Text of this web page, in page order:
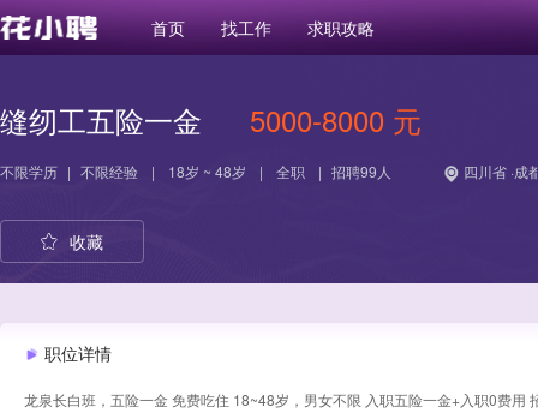
首页 找工作 求职攻略
缝纫工五险一金 5000-8000 元
不限学历 | 不限经验 | 18岁 ~ 48岁 | 全职 | 招聘99人 四川省 ·成
收藏
职位详情
龙泉长白班，五险一金 免费吃住 18~48岁，男女不限 入职五险一金+入职0费